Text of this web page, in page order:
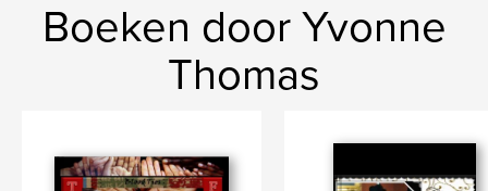
Boeken door Yvonne
Thomas